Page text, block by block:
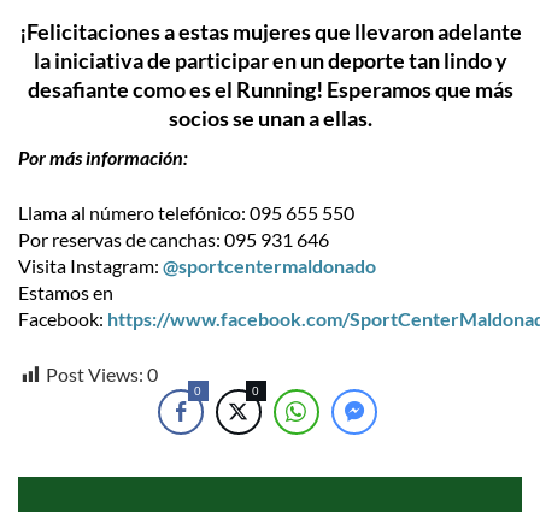
¡Felicitaciones a estas mujeres que llevaron adelante
la iniciativa de participar en un deporte tan lindo y
desafiante como es el Running! Esperamos que más
socios se unan a ellas.
Por más información:
Llama al número telefónico: 095 655 550
Por reservas de canchas: 095 931 646
Visita Instagram: @sportcentermaldonado
Estamos en
Facebook: https://www.facebook.com/
Post Views: 0
0 0